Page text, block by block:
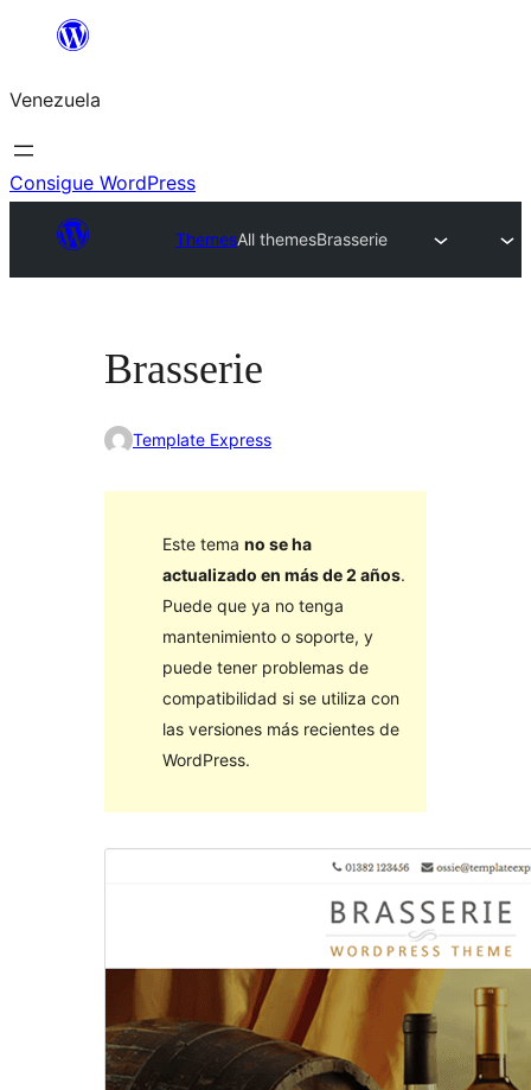
Saltar
contenido
Venezuela
Consigue WordPress
ThemesAll themesBrasserie
Brasserie
Template Express
Este tema no se ha
actualizado en más de 2 años.
Puede que ya no tenga
mantenimiento o soporte, y
puede tener problemas de
compatibilidad si se utiliza con
las versiones más recientes de
WordPress.